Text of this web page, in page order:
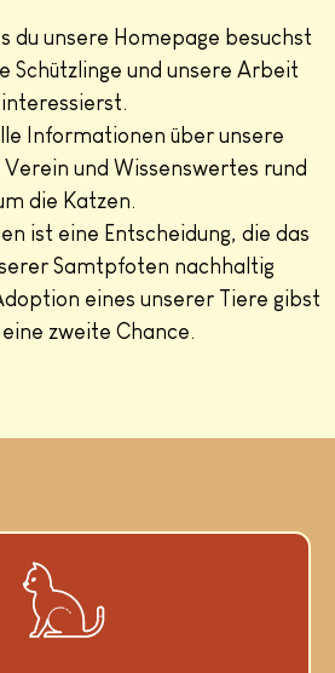
du unsere Homepage besuchst
Schützlinge und unsere Arbeit
interessierst.
Informationen über unsere
Verein und Wissenswertes rund
die Katzen.
ist eine Entscheidung, die das
Samtpfoten nachhaltig
eines unserer Tiere gibst
zweite Chance.